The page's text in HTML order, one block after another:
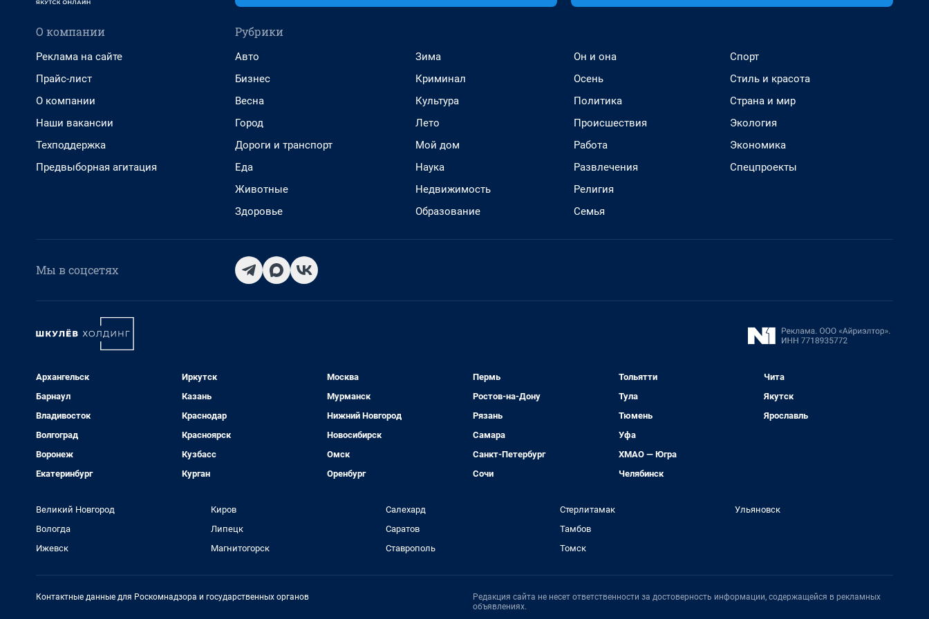
О компании
Реклама на сайте
Прайс-лист
О компании
Наши вакансии
Техподдержка
Предвыборная агитация
Рубрики
Авто
Бизнес
Весна
Город
Дороги и транспорт
Еда
Животные
Здоровье
Зима
Криминал
Культура
Лето
Мой дом
Наука
Недвижимость
Образование
Он и она
Осень
Политика
Происшествия
Работа
Развлечения
Религия
Семья
Спорт
Стиль и красота
Страна и мир
Экология
Экономика
Спецпроекты
Мы в соцсетях
Архангельск
Барнаул
Владивосток
Волгоград
Воронеж
Екатеринбург
Иркутск
Казань
Краснодар
Красноярск
Кузбасс
Курган
Москва
Мурманск
Нижний Новгород
Новосибирск
Омск
Оренбург
Пермь
Ростов-на-Дону
Рязань
Самара
Санкт-Петербург
Сочи
Тольятти
Тула
Тюмень
Уфа
ХМАО — Югра
Челябинск
Чита
Якутск
Ярославль
Великий Новгород
Вологда
Ижевск
Киров
Липецк
Магнитогорск
Салехард
Саратов
Ставрополь
Стерлитамак
Тамбов
Томск
Ульяновск
Контактные данные для Роскомнадзора и государственных органов
Редакция сайта не несет ответственности за достоверность информации, содержащейся в рекламных
объявлениях.